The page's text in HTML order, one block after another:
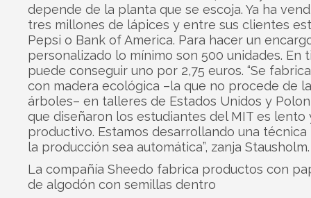
depende de la planta que se escoja. Ya ha
tres millones de lápices y entre sus clientes
Pepsi o Bank of America. Para hacer un
personalizado lo mínimo son 500 unidades. En
puede conseguir uno por 2,75 euros. “Se
con madera ecológica –la que no procede de
árboles– en talleres de Estados Unidos y
que diseñaron los estudiantes del MIT es lento
productivo. Estamos desarrollando una técnica
la producción sea automática”, zanja Stausholm.
La compañía Sheedo fabrica productos con
de algodón con semillas dentro